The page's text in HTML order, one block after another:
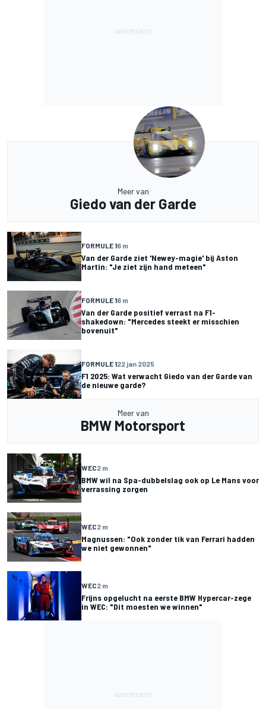
Meer van
Giedo van der Garde
FORMULE 16 m
Van der Garde ziet 'Newey-magie' bij Aston
Martin: "Je ziet zijn hand meteen"
FORMULE 16 m
Van der Garde positief verrast na F1-
shakedown: "Mercedes steekt er misschien
bovenuit"
FORMULE 122 jan 2025
F1 2025: Wat verwacht Giedo van der Garde van
de nieuwe garde?
Meer van
BMW Motorsport
WEC2 m
BMW wil na Spa-dubbelslag ook op Le Mans voor
verrassing zorgen
WEC2 m
Magnussen: "Ook zonder tik van Ferrari hadden
we niet gewonnen"
WEC2 m
Frijns opgelucht na eerste BMW Hypercar-zege
in WEC: "Dit moesten we winnen"